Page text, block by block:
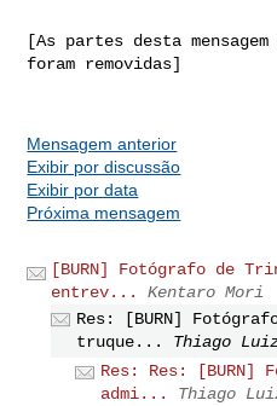
[As partes desta
foram removidas]
Mensagem anterior
Exibir por discussão
Exibir por data
Próxima mensagem
[BURN] Fotógrafo de
entrev...
Kentaro Mori
Res: [BURN]
truque...
Thiago
Res: Res: [BURN]
admi...
Thiago